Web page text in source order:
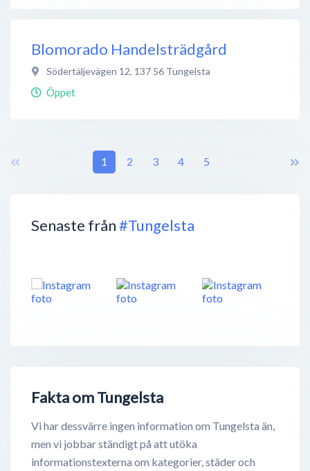
Senaste från#Tungelsta
Fakta om Tungelsta
Vi har dessvärre ingen information om Tungelsta än,
men vi jobbar ständigt på att utöka
informationstexterna om kategorier, städer och
Blomorado Handelsträdgård
Södertäljevägen 12, 137 56 Tungelsta
Öppet
1 2 3 4 5